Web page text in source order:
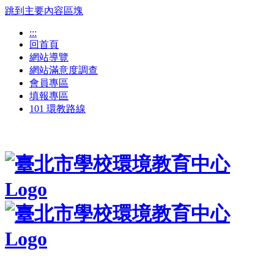
跳到主要內容區塊
:::
回首頁
網站導覽
網站滿意度調查
會員專區
填報專區
101 環教路線